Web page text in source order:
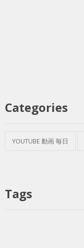
Categories
YOUTUBE 動画 毎日
Tags